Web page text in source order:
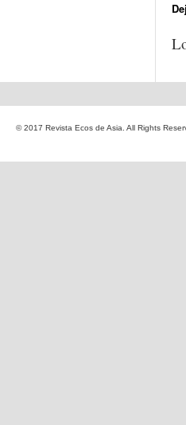
© 2017 Revista Ecos de Asia. All Rights